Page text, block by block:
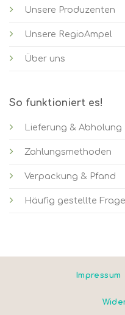
Unsere Produzenten
Unsere RegioAmpel
Über uns
So funktioniert es!
Lieferung & Abholung
Zahlungsmethoden
Verpackung & Pfand
Häufig gestellte
Impressum